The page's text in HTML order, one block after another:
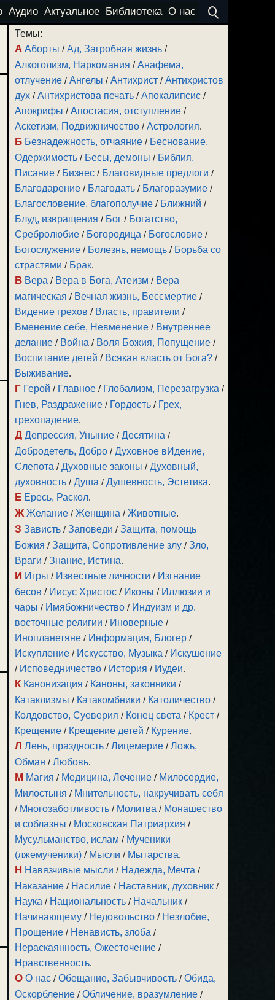
Аудио Актуальное Библиотека О нас
Темы:
А Аборты /Ад, Загробная жизнь /
Алкоголизм, Наркомания /Анафема,
отлучение /Ангелы /Антихрист /Антихристов
дух /Антихристова печать /Апокалипсис /
Апокрифы /Апостасия, отступление /
Аскетизм, Подвижничество /Астрология.
Б Безнадежность, отчаяние / Беснование,
Одержимость / Бесы, демоны / Библия,
Писание / Бизнес / Благовидные предлоги /
Благодарение / Благодать / Благоразумие /
Благословение, благополучие / Ближний /
Блуд, извращения / Бог / Богатство,
Сребролюбие / Богородица / Богословие /
Богослужение / Болезнь, немощь / Борьба со
страстями / Брак.
В Вера / Вера в Бога, Атеизм / Вера
магическая / Вечная жизнь, Бессмертие /
Видение грехов / Власть, правители /
Вменение себе, Невменение / Внутреннее
делание / Война / Воля Божия, Попущение /
Воспитание детей / Всякая власть от Бога? /
Выживание.
Г Герой / Главное / Глобализм, Перезагрузка /
Гнев, Раздражение / Гордость / Грех,
грехопадение.
Д Депрессия, Уныние /Десятина /
Добродетель, Добро /Духовное вИдение,
Слепота /Духовные законы /Духовный,
духовность /Душа /Душевность, Эстетика.
Е Ересь, Раскол.
Ж Желание /Женщина /Животные.
З Зависть /Заповеди /Защита, помощь
Божия /Защита, Сопротивление злу /Зло,
Враги /Знание, Истина.
И Игры / Известные личности / Изгнание
бесов / Иисус Христос / Иконы / Иллюзии и
чары / Имябожничество / Индуизм и др.
восточные религии / Иноверные /
Инопланетяне / Информация, Блогер /
Искупление / Искусство, Музыка / Искушение
/ Исповедничество / История / Иудеи.
К Канонизация / Каноны, законники /
Катаклизмы / Катакомбники / Католичество /
Колдовство, Суеверия / Конец света / Крест /
Крещение / Крещение детей / Курение.
Л Лень, праздность /Лицемерие /Ложь,
Обман /Любовь.
М Магия / Медицина, Лечение / Милосердие,
Милостыня / Мнительность, накручивать себя
/ Многозаботливость / Молитва / Монашество
и соблазны / Московская Патриархия /
Мусульманство, ислам / Мученики
(лжемученики) / Мысли / Мытарства.
Н Навязчивые мысли / Надежда, Мечта /
Наказание / Насилие / Наставник, духовник /
Наука / Национальность / Начальник /
Начинающему / Недовольство / Незлобие,
Прощение / Ненависть, злоба /
Нераскаянность, Ожесточение /
Нравственность.
О О нас /Обещание, Забывчивость /Обида,
Оскорбление /Обличение, вразумление /